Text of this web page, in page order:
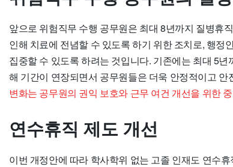
앞으로 위험직무 수행 공무원은 최대 8년까지 질병휴
인해 치료에 전념할 수 있도록 하기 위한 조치로, 행정
집중할 수 있도록 하려는 것입니다. 기존에는 최대 5
해 기간이 연장되면서 공무원들은 더욱 안정적이고
변화는 공무원의 권익 보호와 근무 여건 개선을 위한
연수휴직 제도 개선
이번 개정안에 따라 학사학위 없는 고졸 인재도 연수